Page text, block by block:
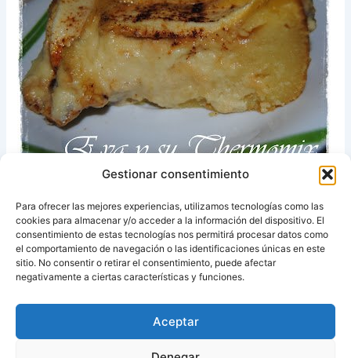
Gestionar consentimiento
Para ofrecer las mejores experiencias, utilizamos tecnologías como las
cookies para almacenar y/o acceder a la información del dispositivo. El
consentimiento de estas tecnologías nos permitirá procesar datos como
el comportamiento de navegación o las identificaciones únicas en este
sitio. No consentir o retirar el consentimiento, puede afectar
negativamente a ciertas características y funciones.
Aceptar
Un besico !
Fuente:Eva y su Thermomix®
ANTERIOR SIGUIENTE